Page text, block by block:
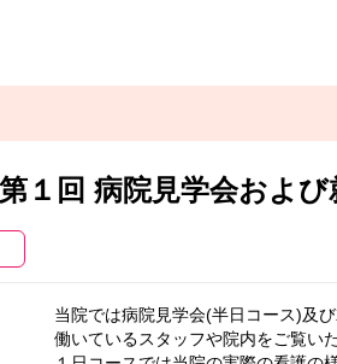
１回 病院見学会および
当院では病院見学会(半日コース)及
働いているスタッフや院内をご覧い